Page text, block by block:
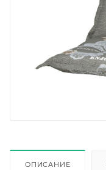
ОПИСАНИЕ